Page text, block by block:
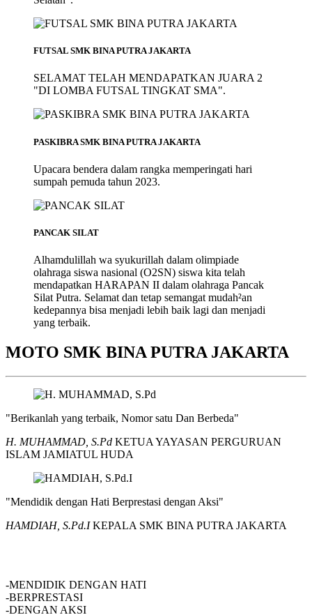
FUTSAL SMK BINA PUTRA JAKARTA
SELAMAT TELAH MENDAPATKAN JUARA 2
"DI LOMBA FUTSAL TINGKAT SMA".
PASKIBRA SMK BINA PUTRA JAKARTA
Upacara bendera dalam rangka memperingati hari
sumpah pemuda tahun 2023.
PANCAK SILAT
Alhamdulillah wa syukurillah dalam olimpiade
olahraga siswa nasional (O2SN) siswa kita telah
mendapatkan HARAPAN II dalam olahraga Pancak
Silat Putra. Selamat dan tetap semangat mudah²an
kedepannya bisa menjadi lebih baik lagi dan menjadi
yang terbaik.
MOTO SMK BINA PUTRA JAKARTA
"Berikanlah yang terbaik, Nomor satu Dan Berbeda"
H. MUHAMMAD, S.Pd KETUA YAYASAN PERGURUAN
ISLAM JAMIATUL HUDA
"Mendidik dengan Hati Berprestasi dengan Aksi"
HAMDIAH, S.Pd.IKEPALA SMK BINA PUTRA JAKARTA
-MENDIDIK DENGAN HATI
-BERPRESTASI
-DENGAN AKSI